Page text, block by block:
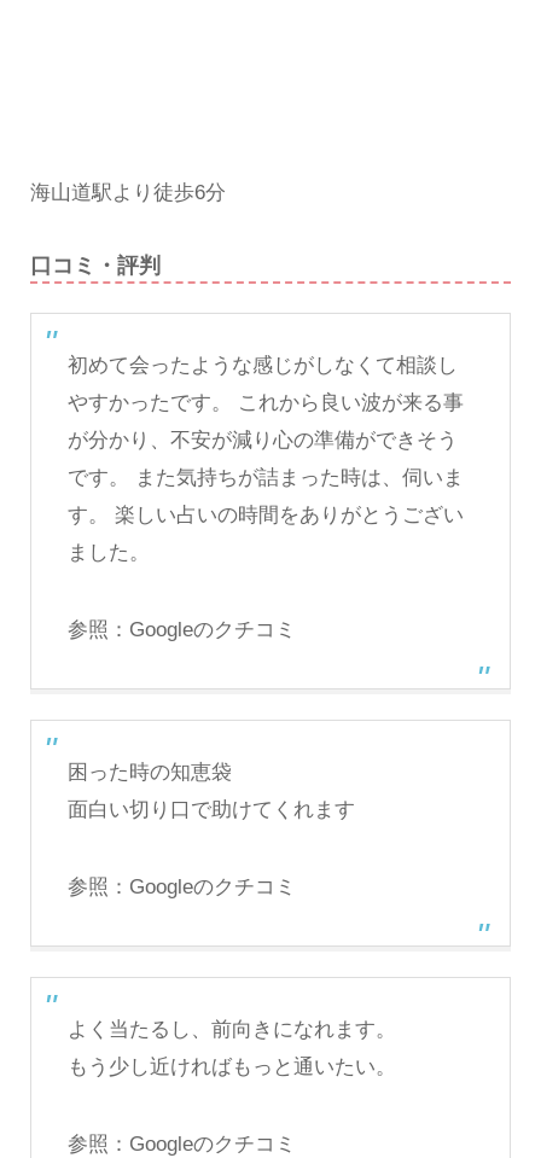
海山道駅より徒歩6分
口コミ・評判
初めて会ったような感じがしなくて相談し
やすかったです。 これから良い波が来る事
が分かり、不安が減り心の準備ができそう
です。 また気持ちが詰まった時は、伺いま
す。 楽しい占いの時間をありがとうござい
ました。
参照： Googleのクチコミ
困った時の知恵袋
面白い切り口で助けてくれます
参照： Googleのクチコミ
よく当たるし、前向きになれます。
もう少し近ければもっと通いたい。
参照： Googleのクチコミ